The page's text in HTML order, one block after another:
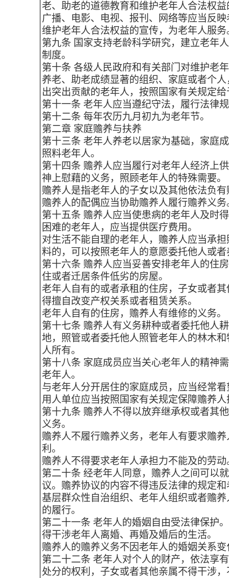
老、助老的道德教育和维护老年人合法权
广播、电影、电视、报刊、网络等应当反
维护老年人合法权益的宣传，为老年人服务
第九条 国家支持老龄科学研究，建立老年
制度。
第十条 各级人民政府和有关部门对维护老
养老、助老成绩显著的组织、家庭或者个
出突出贡献的老年人，按照国家有关规定
第十一条 老年人应当遵纪守法，履行法律
第十二条 每年农历九月初九为老年节。
第二章 家庭赡养与扶养
第十三条 老年人养老以居家为基础，家庭
照料老年人。
第十四条 赡养人应当履行对老年人经济上
神上慰藉的义务，照顾老年人的特殊需要。
赡养人是指老年人的子女以及其他依法负
赡养人的配偶应当协助赡养人履行赡养义务
第十五条 赡养人应当使患病的老年人及时
困难的老年人，应当提供医疗费用。
对生活不能自理的老年人，赡养人应当承
料的，可以按照老年人的意愿委托他人或
第十六条 赡养人应当妥善安排老年人的住
住或者迁居条件低劣的房屋。
老年人自有的或者承租的住房，子女或者
得擅自改变产权关系或者租赁关系。
老年人自有的住房，赡养人有维修的义务。
第十七条 赡养人有义务耕种或者委托他人
地，照管或者委托他人照管老年人的林木
人所有。
第十八条 家庭成员应当关心老年人的精神
老年人。
与老年人分开居住的家庭成员，应当经常
用人单位应当按照国家有关规定保障赡养
第十九条 赡养人不得以放弃继承权或者其
义务。
赡养人不履行赡养义务，老年人有要求赡
利。
赡养人不得要求老年人承担力不能及的劳动
第二十条 经老年人同意，赡养人之间可以
议。赡养协议的内容不得违反法律的规定
基层群众性自治组织、老年人组织或者赡
的履行。
第二十一条 老年人的婚姻自由受法律保护
得干涉老年人离婚、再婚及婚后的生活。
赡养人的赡养义务不因老年人的婚姻关系
第二十二条 老年人对个人的财产，依法享
处分的权利，子女或者其他亲属不得干涉